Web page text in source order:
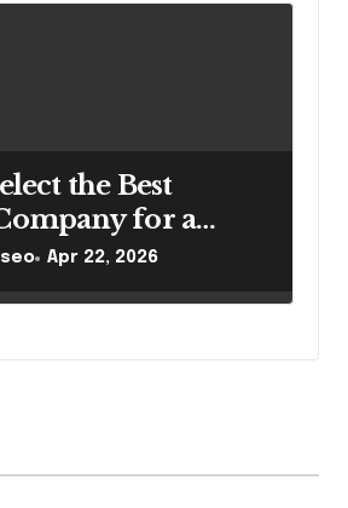
the Best
for a
Apr 22, 2026